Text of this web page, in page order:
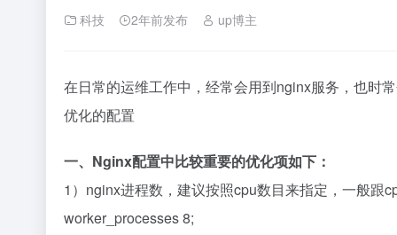
科技 2年前发布 up博主
在日常的运维工作中，经常会用到nginx服务，也时
优化的配置
一、Nginx配置中比较重要的优化项如下：
1）nginx进程数，建议按照cpu数目来指定，一般跟
worker_processes 8;